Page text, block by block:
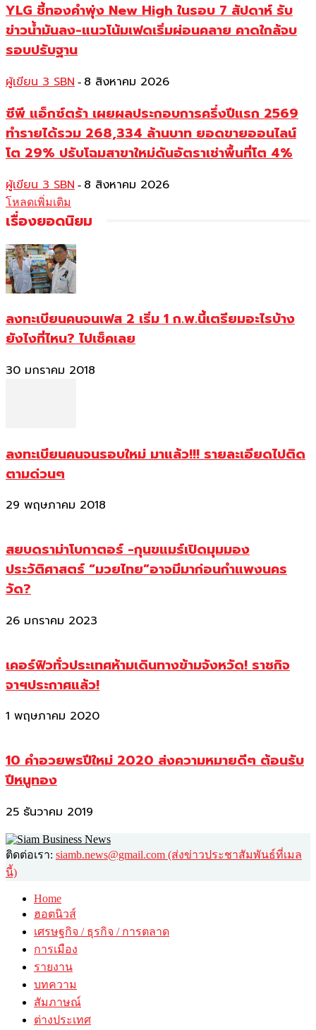
YLG ชี้ทองคำพุ่ง New High ในรอบ 7 สัปดาห์ รับ
ข่าวน้ำมันลง-แนวโน้มเฟดเริ่มผ่อนคลาย คาดใกล้จบ
รอบปรับฐาน
ผู้เขียน 3 SBN - 8 สิงหาคม 2026
ซีพี แอ็กซ์ตร้า เผยผลประกอบการครึ่งปีแรก 2569
ทำรายได้รวม 268,334 ล้านบาท ยอดขายออนไลน์
โต 29% ปรับโฉมสาขาใหม่ดันอัตราเช่าพื้นที่โต 4%
ผู้เขียน 3 SBN - 8 สิงหาคม 2026
โหลดเพิ่มเติม
เรื่องยอดนิยม
ลงทะเบียนคนจนเฟส 2 เริ่ม 1 ก.พ.นี้เตรียมอะไรบ้าง
ยังไงที่ไหน? ไปเช็คเลย
30 มกราคม 2018
ลงทะเบียนคนจนรอบใหม่ มาแล้ว!!! รายละเอียดไปติด
ตามด่วนๆ
29 พฤษภาคม 2018
สยบดราม่าโบกาตอร์ -กุนขแมร์เปิดมุมมอง
ประวัติศาสตร์ “มวยไทย”อาจมีมาก่อนกำแพงนคร
วัด?
26 มกราคม 2023
เคอร์ฟิวทั่วประเทศห้ามเดินทางข้ามจังหวัด! ราชกิจ
จาฯประกาศแล้ว!
1 พฤษภาคม 2020
10 คำอวยพรปีใหม่ 2020 ส่งความหมายดีๆ ต้อนรับ
ปีหนูทอง
25 ธันวาคม 2019
ติดต่อเรา: siamb.news@gmail.com (ส่งข่าวประชาสัมพันธ์ที่เมล
นี้)
Home
ฮอตนิวส์
เศรษฐกิจ / ธุรกิจ / การตลาด
การเมือง
รายงาน
บทความ
สัมภาษณ์
ต่างประเทศ